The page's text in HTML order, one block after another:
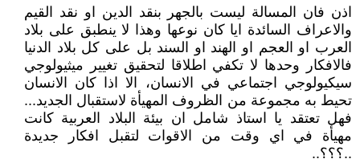
اذن فان المسالة ليست بالجهر بنقد الدين او نقد القيم
والاعراف السائدة ايا كان نوعها وهذا لا ينطبق على بلاد
العرب او العجم او الهند او السند بل على كل بلاد الدنيا
فالافكار وحدها لا تكفي اطلاقا لتحقيق تغيير ميثيولوجي
سيكيولوجي اجتماعي في الانسان، الا اذا كان الانسان
تحيط به مجموعة من الظروف المهيأة لاستقبال الجديد...
فهل تعتقد يا استاذ شامل ان بيئة البلاد العربية كانت
مهيأة في اي وقت من الاقوات لتقبل افكار جديدة
..؟؟؟..